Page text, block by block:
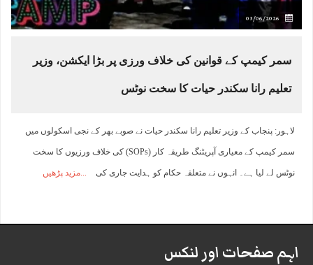
03/06/2026
سمر کیمپ کے قوانین کی خلاف ورزی پر بڑا ایکشن، وزیر
تعلیم رانا سکندر حیات کا سخت نوٹس
لاہور: پنجاب کے وزیر تعلیم رانا سکندر حیات نے صوبے بھر کے نجی اسکولوں میں
سمر کیمپ کے معیاری آپریٹنگ طریقہ کار (SOPs) کی خلاف ورزیوں کا سخت
نوٹس لے لیا ہے۔ انہوں نے متعلقہ حکام کو ہدایت جاری کی مزید پڑھیں
اہم صفحات اور لنکس